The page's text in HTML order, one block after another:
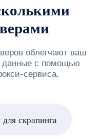
облегчают ваш
данные с помощью
сервиса.
скрапинга